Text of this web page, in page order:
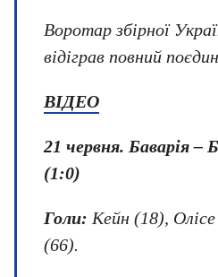
Воротар збірної
відіграв повний
ВІДЕО
21 червня. Баварія –
(1:0)
Голи: Кейн (18),
(66).